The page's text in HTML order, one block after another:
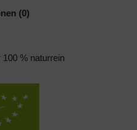
(0)
% naturrein